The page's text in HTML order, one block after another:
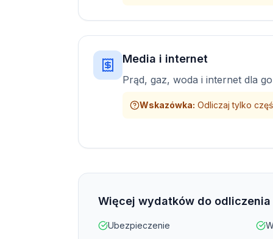
Media i internet
Prąd, gaz, woda i internet dla
Wskazówka: Odliczaj tylko
Więcej wydatków do odliczenia
Ubezpieczenie